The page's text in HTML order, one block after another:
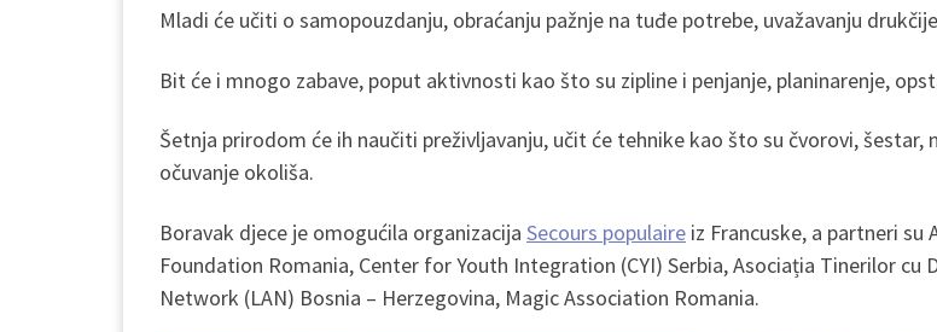
Mladi će učiti o samopouzdanju, obraćanju pažnje na tuđe potrebe, uvažavanju
Bit će i mnogo zabave, poput aktivnosti kao što su zipline i penjanje, planinarenje,
Šetnja prirodom će ih naučiti preživljavanju, učit će tehnike kao što su čvorovi,
očuvanje okoliša.
Boravak djece je omogućila organizacija Secours populaire iz Francuske, a partneri
Foundation Romania, Center for Youth Integration (CYI) Serbia, Asociația Tinerilor
Network (LAN) Bosnia – Herzegovina, Magic Association Romania.